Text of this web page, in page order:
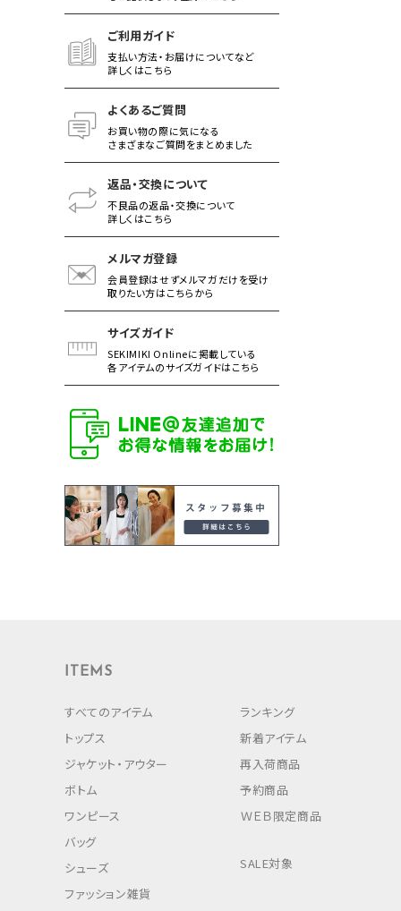
ご利用ガイド
支払い方法・お届けについてなど
詳しくはこちら
よくあるご質問
お買い物の際に気になる
さまざまなご質問をまとめました
返品・交換について
不良品の返品・交換について
詳しくはこちら
メルマガ登録
会員登録はせずメルマガだけを受け
取りたい方はこちらから
サイズガイド
SEKIMIKI Onlineに掲載している
各アイテムのサイズガイドはこちら
ITEMS
すべてのアイテム
トップス
ジャケット・アウター
ボトム
ワンピース
バッグ
シューズ
ファッション雑貨
ランキング
新着アイテム
再入荷商品
予約商品
ＷＥＢ限定商品
SALE対象